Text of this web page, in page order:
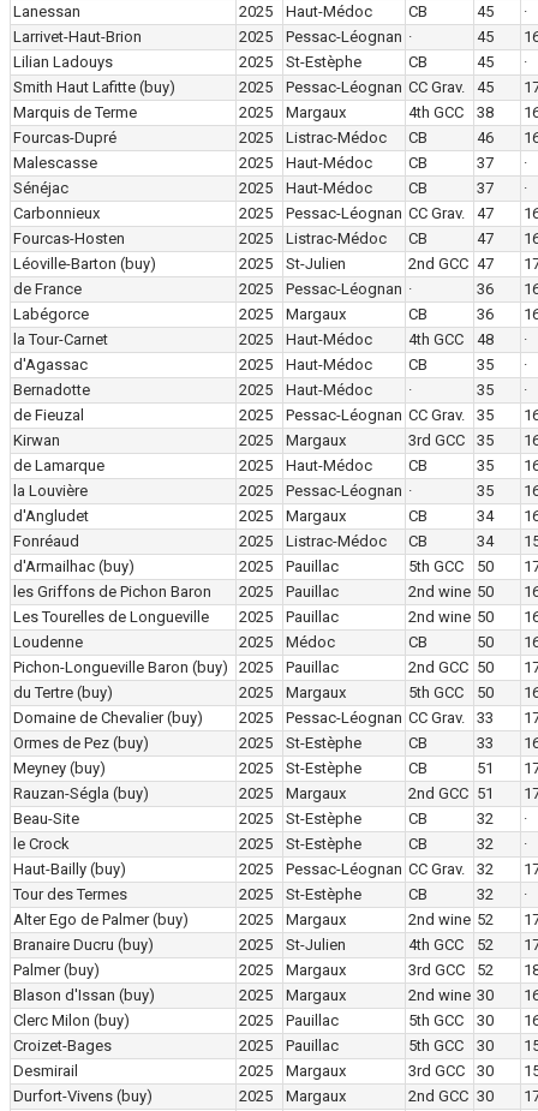
Lanessan
2025 Haut-Médoc CB 45
·
Larrivet-Haut-Brion
2025 Pessac-Léognan · 45
Lilian Ladouys
2025 St-Estèphe CB 45
·
Smith Haut Lafitte (buy) 2025 Pessac-Léognan CC Grav. 45
Marquis de Terme
2025 Margaux 4th GCC 38
Fourcas-Dupré
2025 Listrac-Médoc CB 46
Malescasse
2025 Haut-Médoc CB 37
·
Sénéjac
2025 Haut-Médoc CB 37
·
Carbonnieux
2025 Pessac-Léognan CC Grav. 47
Fourcas-Hosten
2025 Listrac-Médoc CB 47
Léoville-Barton (buy) 2025 St-Julien 2nd GCC 47
de France
2025 Pessac-Léognan · 36
Labégorce
2025 Margaux CB 36
la Tour-Carnet
2025 Haut-Médoc 4th GCC 48
·
d'Agassac
2025 Haut-Médoc CB 35
·
Bernadotte
2025 Haut-Médoc · 35
·
de Fieuzal
2025 Pessac-Léognan CC Grav. 35
Kirwan
2025 Margaux 3rd GCC 35
de Lamarque
2025 Haut-Médoc CB 35
la Louvière
2025 Pessac-Léognan · 35
d'Angludet
2025 Margaux CB 34
Fonréaud
2025 Listrac-Médoc CB 34
d'Armailhac (buy) 2025 Pauillac 5th GCC 50
les Griffons de Pichon Baron
2025 Pauillac 2nd wine 50
Les Tourelles de Longueville
2025 Pauillac 2nd wine 50
Loudenne
2025 Médoc CB 50
Pichon-Longueville Baron (buy) 2025 Pauillac 2nd GCC 50
du Tertre (buy) 2025 Margaux 5th GCC 50
Domaine de Chevalier (buy) 2025 Pessac-Léognan CC Grav. 33
Ormes de Pez (buy) 2025 St-Estèphe CB 33
Meyney (buy) 2025 St-Estèphe CB 51
Rauzan-Ségla (buy) 2025 Margaux 2nd GCC 51
Beau-Site
2025 St-Estèphe CB 32
·
le Crock
2025 St-Estèphe CB 32
·
Haut-Bailly (buy) 2025 Pessac-Léognan CC Grav. 32
Tour des Termes
2025 St-Estèphe CB 32
·
Alter Ego de Palmer (buy) 2025 Margaux 2nd wine 52
Branaire Ducru (buy) 2025 St-Julien 4th GCC 52
Palmer (buy) 2025 Margaux 3rd GCC 52
Blason d'Issan (buy) 2025 Margaux 2nd wine 30
Clerc Milon (buy) 2025 Pauillac 5th GCC 30
Croizet-Bages
2025 Pauillac 5th GCC 30
Desmirail
2025 Margaux 3rd GCC 30
Durfort-Vivens (buy) 2025 Margaux 2nd GCC 30